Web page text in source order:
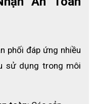
để giúp người xung
túi để người dùng có thể
mình.
phối đáp ứng nhiều
sử dụng trong môi